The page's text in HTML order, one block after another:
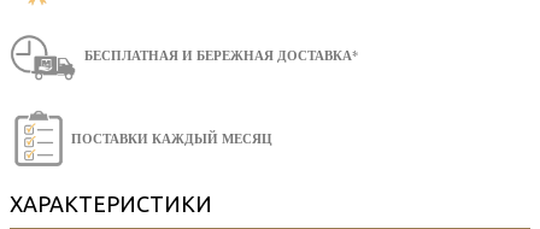
БЕСПЛАТНАЯ И БЕРЕЖНАЯ ДОСТАВКА*
ПОСТАВКИ КАЖДЫЙ МЕСЯЦ
ХАРАКТЕРИСТИКИ